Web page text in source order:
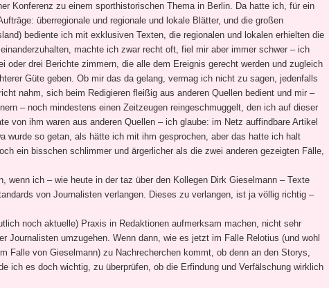
Konferenz zu einem sporthistorischen Thema in Berlin. Da hatte ich, für ein
überregionale und regionale und lokale Blätter, und die großen
bediente ich mit exklusiven Texten, die regionalen und lokalen erhielten die
machte ich zwar recht oft, fiel mir aber immer schwer – ich
oder drei Berichte zimmern, die alle dem Ereignis gerecht werden und zugleich
Güte geben. Ob mir das da gelang, vermag ich nicht zu sagen, jedenfalls
nahm, sich beim Redigieren fleißig aus anderen Quellen bedient und mir –
– noch mindestens einen Zeitzeugen reingeschmuggelt, den ich auf dieser
von ihm waren aus anderen Quellen – ich glaube: im Netz auffindbare Artikel
wurde so getan, als hätte ich mit ihm gesprochen, aber das hatte ich halt
ein bisschen schlimmer und ärgerlicher als die zwei anderen gezeigten Fälle,
wenn ich – wie heute in der taz über den Kollegen Dirk Gieselmann – Texte
von Journalisten verlangen. Dieses zu verlangen, ist ja völlig richtig –
noch aktuelle) Praxis in Redaktionen aufmerksam machen, nicht sehr
Journalisten umzugehen. Wenn dann, wie es jetzt im Falle Relotius (und wohl
Falle von Gieselmann) zu Nachrecherchen kommt, ob denn an den Storys,
ich es doch wichtig, zu überprüfen, ob die Erfindung und Verfälschung wirklich